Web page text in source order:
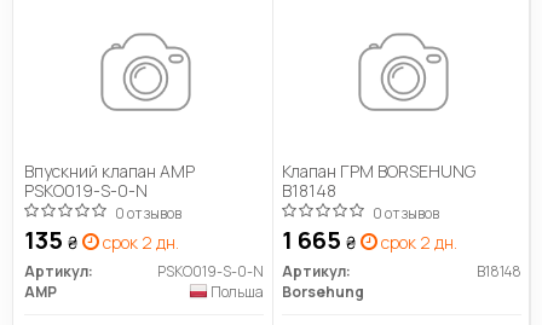
Впускний клапан AMP
PSKO019-S-0-N
0 отзывов
135 ₴ срок 2 дн.
Артикул:
PSKO019-S-0-N
AMP
Польша
Клапан ГРМ BORSEHUNG
B18148
0 отзывов
1 665 ₴ срок 2 дн.
Артикул:
B18148
Borsehung